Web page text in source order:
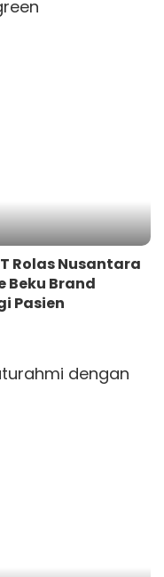
Rolas Nusantara
Beku Brand
Pasien